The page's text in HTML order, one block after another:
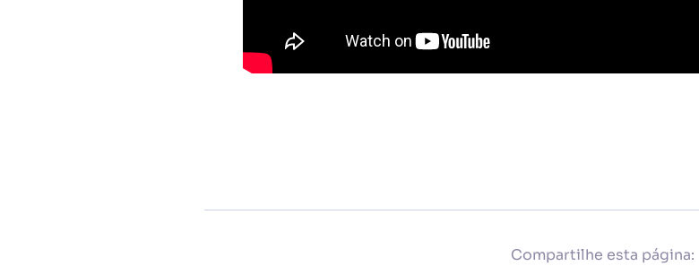
Compartilhe esta página: